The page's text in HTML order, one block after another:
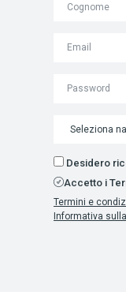
Desidero
Accetto i
Termini e
Informativa